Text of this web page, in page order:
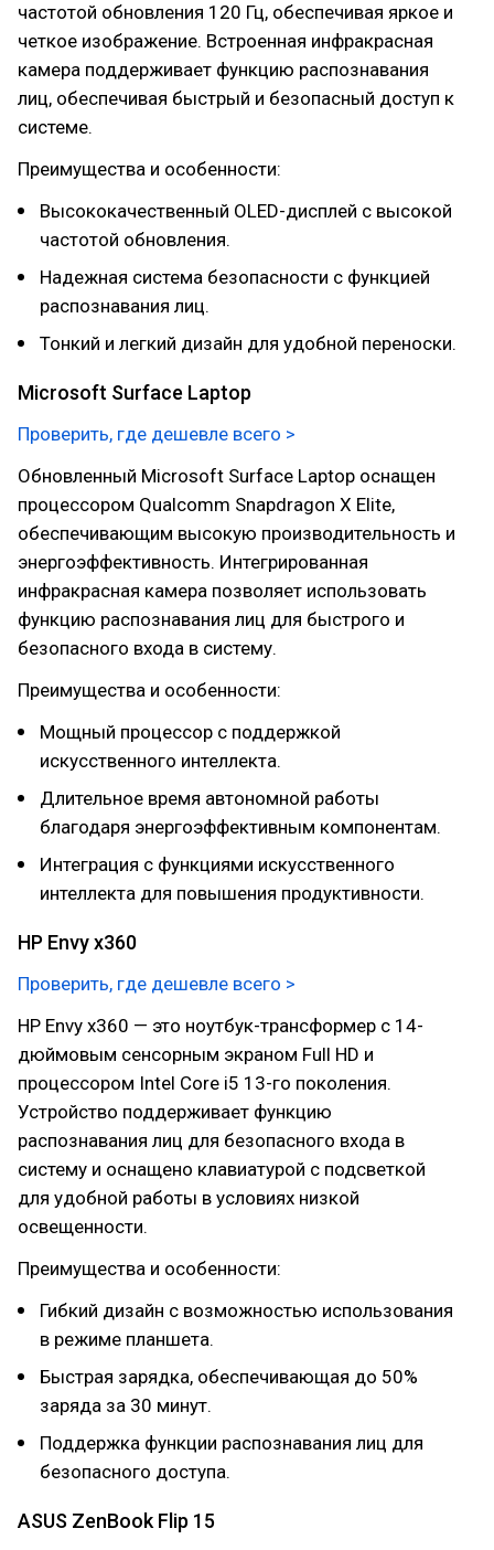
частотой обновления 120 Гц, обеспечивая яркое и
четкое изображение. Встроенная инфракрасная
камера поддерживает функцию распознавания
лиц, обеспечивая быстрый и безопасный доступ к
системе.
Преимущества и особенности:
Высококачественный OLED-дисплей с высокой
частотой обновления.
Надежная система безопасности с функцией
распознавания лиц.
Тонкий и легкий дизайн для удобной переноски.
Microsoft Surface Laptop
Проверить, где дешевле всего >
Обновленный Microsoft Surface Laptop оснащен
процессором Qualcomm Snapdragon X Elite,
обеспечивающим высокую производительность и
энергоэффективность. Интегрированная
инфракрасная камера позволяет использовать
функцию распознавания лиц для быстрого и
безопасного входа в систему.
Преимущества и особенности:
Мощный процессор с поддержкой
искусственного интеллекта.
Длительное время автономной работы
благодаря энергоэффективным компонентам.
Интеграция с функциями искусственного
интеллекта для повышения продуктивности.
HP Envy x360
Проверить, где дешевле всего >
HP Envy x360 — это ноутбук-трансформер с 14-
дюймовым сенсорным экраном Full HD и
процессором Intel Core i5 13-го поколения.
Устройство поддерживает функцию
распознавания лиц для безопасного входа в
систему и оснащено клавиатурой с подсветкой
для удобной работы в условиях низкой
освещенности.
Преимущества и особенности:
Гибкий дизайн с возможностью использования
в режиме планшета.
Быстрая зарядка, обеспечивающая до 50%
заряда за 30 минут.
Поддержка функции распознавания лиц для
безопасного доступа.
ASUS ZenBook Flip 15